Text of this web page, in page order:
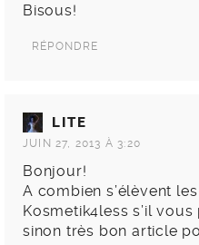
Bisous!
RÉPONDRE
LITE
JUIN 27, 2013 À 3:20
Bonjour!
A combien s’élèvent
Kosmetik4less s’il vous
sinon très bon article